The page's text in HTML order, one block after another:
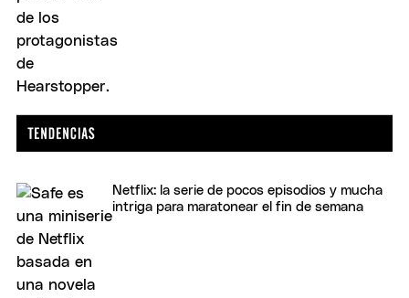
Netflix: la serie de pocos episodios y mucha
intriga para maratonear el fin de semana